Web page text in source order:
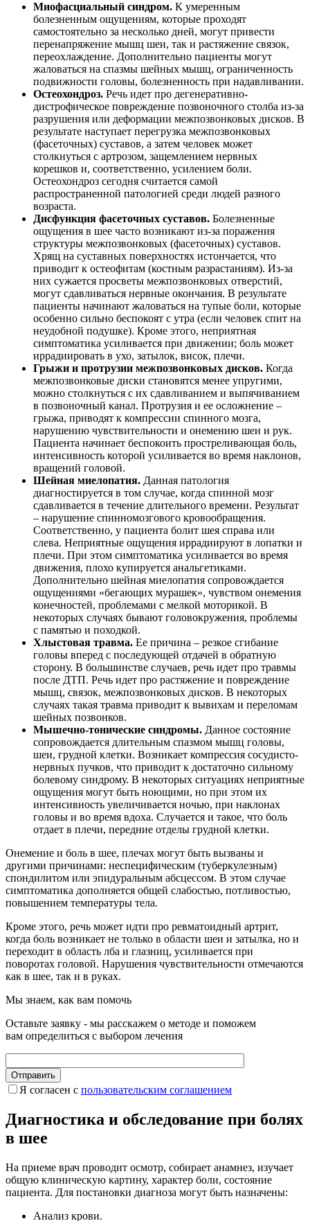
Миофасциальный синдром. К умеренным
болезненным ощущениям, которые проходят
самостоятельно за несколько дней, могут привести
перенапряжение мышц шеи, так и растяжение связок,
переохлаждение. Дополнительно пациенты могут
жаловаться на спазмы шейных мышц, ограниченность
подвижности головы, болезненность при надавливании.
Остеохондроз. Речь идет про дегенеративно-
дистрофическое повреждение позвоночного столба из-за
разрушения или деформации межпозвонковых дисков. В
результате наступает перегрузка межпозвонковых
(фасеточных) суставов, а затем человек может
столкнуться с артрозом, защемлением нервных
корешков и, соответственно, усилением боли.
Остеохондроз сегодня считается самой
распространенной патологией среди людей разного
возраста.
Дисфункция фасеточных суставов. Болезненные
ощущения в шее часто возникают из-за поражения
структуры межпозвонковых (фасеточных) суставов.
Хрящ на суставных поверхностях истончается, что
приводит к остеофитам (костным разрастаниям). Из-за
них сужается просветы межпозвонковых отверстий,
могут сдавливаться нервные окончания. В результате
пациенты начинают жаловаться на тупые боли, которые
особенно сильно беспокоят с утра (если человек спит на
неудобной подушке). Кроме этого, неприятная
симптоматика усиливается при движении; боль может
иррадиировать в ухо, затылок, висок, плечи.
Грыжи и протрузии межпозвонковых дисков. Когда
межпозвонковые диски становятся менее упругими,
можно столкнуться с их сдавливанием и выпячиванием
в позвоночный канал. Протрузия и ее осложнение –
грыжа, приводят к компрессии спинного мозга,
нарушению чувствительности и онемению шеи и рук.
Пациента начинает беспокоить простреливающая боль,
интенсивность которой усиливается во время наклонов,
вращений головой.
Шейная миелопатия. Данная патология
диагностируется в том случае, когда спинной мозг
сдавливается в течение длительного времени. Результат
– нарушение спинномозгового кровообращения.
Соответственно, у пациента болит шея справа или
слева. Неприятные ощущения иррадиируют в лопатки и
плечи. При этом симптоматика усиливается во время
движения, плохо купируется анальгетиками.
Дополнительно шейная миелопатия сопровождается
ощущениями «бегающих мурашек», чувством онемения
конечностей, проблемами с мелкой моторикой. В
некоторых случаях бывают головокружения, проблемы
с памятью и походкой.
Хлыстовая травма. Ее причина – резкое сгибание
головы вперед с последующей отдачей в обратную
сторону. В большинстве случаев, речь идет про травмы
после ДТП. Речь идет про растяжение и повреждение
мышц, связок, межпозвонковых дисков. В некоторых
случаях такая травма приводит к вывихам и переломам
шейных позвонков.
Мышечно-тонические синдромы. Данное состояние
сопровождается длительным спазмом мышц головы,
шеи, грудной клетки. Возникает компрессия сосудисто-
нервных пучков, что приводит к достаточно сильному
болевому синдрому. В некоторых ситуациях неприятные
ощущения могут быть ноющими, но при этом их
интенсивность увеличивается ночью, при наклонах
головы и во время вдоха. Случается и такое, что боль
отдает в плечи, передние отделы грудной клетки.
Онемение и боль в шее, плечах могут быть вызваны и
другими причинами: неспецифическим (туберкулезным)
спондилитом или эпидуральным абсцессом. В этом случае
симптоматика дополняется общей слабостью, потливостью,
повышением температуры тела.
Кроме этого, речь может идти про ревматоидный артрит,
когда боль возникает не только в области шеи и затылка, но и
переходит в область лба и глазниц, усиливается при
поворотах головой. Нарушения чувствительности отмечаются
как в шее, так и в руках.
Мы знаем, как вам помочь
Оставьте заявку - мы расскажем о методе и поможем
вам определиться с выбором лечения
Я согласен c пользовательс­ким соглашением
Диагностика и обследование при болях
в шее
На приеме врач проводит осмотр, собирает анамнез, изучает
общую клиническую картину, характер боли, состояние
пациента. Для постановки диагноза могут быть назначены:
Анализ крови.